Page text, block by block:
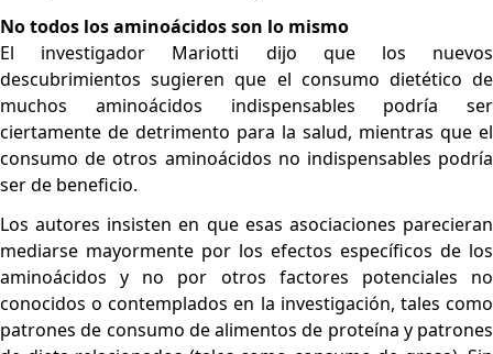
No todos los aminoácidos son lo mismo
El investigador Mariotti dijo que los nuevos
descubrimientos sugieren que el consumo dietético de
muchos aminoácidos indispensables podría ser
ciertamente de detrimento para la salud, mientras que el
consumo de otros aminoácidos no indispensables podría
ser de beneficio.
Los autores insisten en que esas asociaciones parecieran
mediarse mayormente por los efectos específicos de los
aminoácidos y no por otros factores potenciales no
conocidos o contemplados en la investigación, tales como
patrones de consumo de alimentos de proteína y patrones